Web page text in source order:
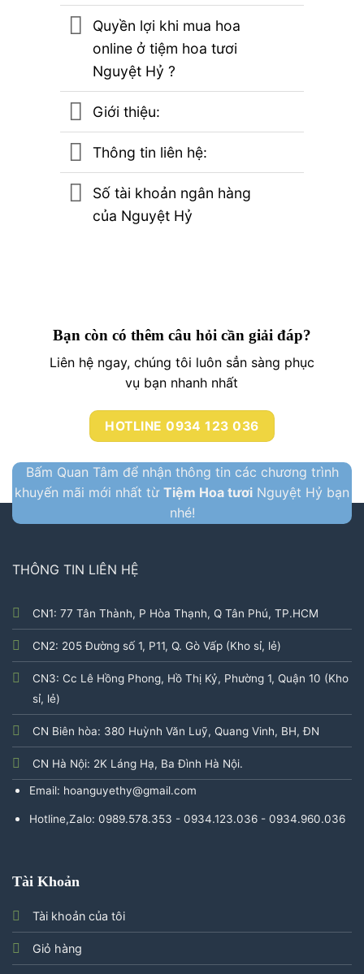
Quyền lợi khi mua hoa
online ở tiệm hoa tươi
Nguyệt Hỷ ?
Giới thiệu:
Thông tin liên hệ:
Số tài khoản ngân hàng
của Nguyệt Hỷ
Bạn còn có thêm câu hỏi cần giải đáp?
Liên hệ ngay, chúng tôi luôn sẳn sàng phục
vụ bạn nhanh nhất
HOTLINE 0934 123 036
Bấm Quan Tâm để nhận thông tin các chương trình
khuyến mãi mới nhất từ Tiệm Hoa tươi Nguyệt Hỷ bạn
nhé!
THÔNG TIN LIÊN HỆ
CN1: 77 Tân Thành, P Hòa Thạnh, Q Tân Phú, TP.HCM
CN2: 205 Đường số 1, P11, Q. Gò Vấp (Kho sỉ, lẻ)
CN3: Cc Lê Hồng Phong, Hồ Thị Kỷ, Phường 1, Quận 10 (Kho
sỉ, lẻ)
CN Biên hòa: 380 Huỳnh Văn Luỹ, Quang Vinh, BH, ĐN
CN Hà Nội: 2K Láng Hạ, Ba Đình Hà Nội.
Email: hoanguyethy@gmail.com
Hotline,Zalo: 0989.578.353 - 0934.123.036 - 0934.960.036
Tài Khoản
Tài khoản của tôi
Giỏ hàng